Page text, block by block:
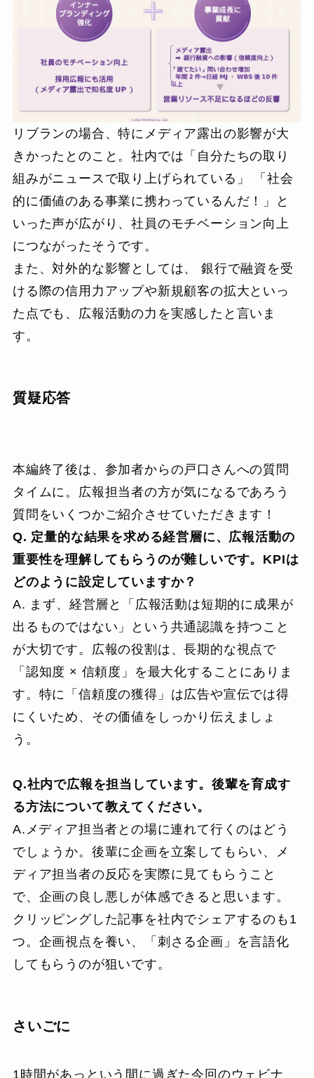
リブランの場合、特にメディア露出の影響が大
きかったとのこと。社内では「自分たちの取り
組みがニュースで取り上げられている」 「社会
的に価値のある事業に携わっているんだ！」と
いった声が広がり、社員のモチベーション向上
につながったそうです。
また、対外的な影響としては、 銀行で融資を受
ける際の信用力アップや新規顧客の拡大といっ
た点でも、広報活動の力を実感したと言いま
す。
質疑応答
本編終了後は、参加者からの戸口さんへの質問
タイムに。広報担当者の方が気になるであろう
質問をいくつかご紹介させていただきます！
Q. 定量的な結果を求める経営層に、広報活動の
重要性を理解してもらうのが難しいです。KPIは
どのように設定していますか？
A. まず、経営層と「広報活動は短期的に成果が
出るものではない」という共通認識を持つこと
が大切です。広報の役割は、長期的な視点で
「認知度 × 信頼度」を最大化することにありま
す。特に「信頼度の獲得」は広告や宣伝では得
にくいため、その価値をしっかり伝えましょ
う。
Q.社内で広報を担当しています。後輩を育成す
る方法について教えてください。
A.メディア担当者との場に連れて行くのはどう
でしょうか。後輩に企画を立案してもらい、メ
ディア担当者の反応を実際に見てもらうこと
で、企画の良し悪しが体感できると思います。
クリッピングした記事を社内でシェアするのも1
つ。企画視点を養い、「刺さる企画」を言語化
してもらうのが狙いです。
さいごに
1時間があっという間に過ぎた今回のウェビナ